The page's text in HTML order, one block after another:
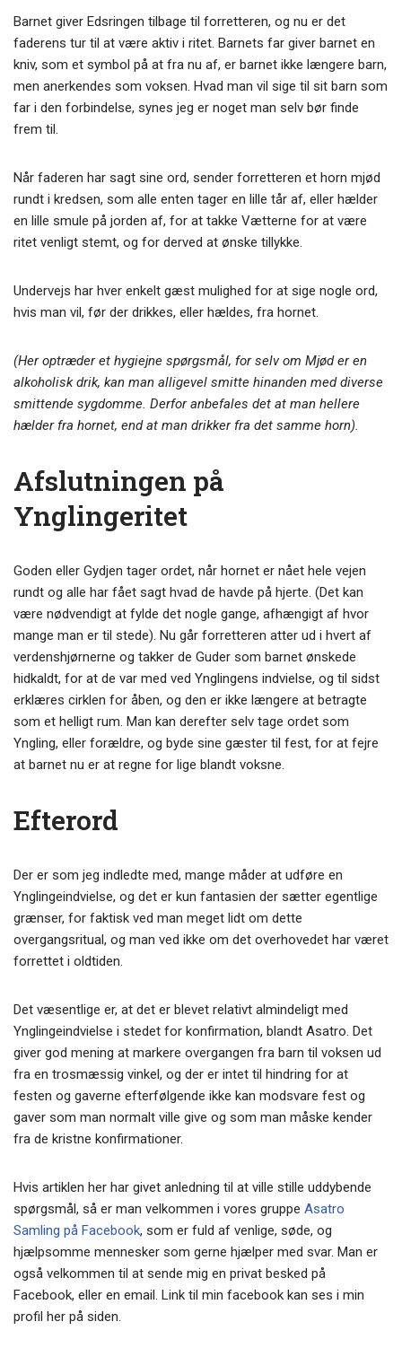
Barnet giver Edsringen tilbage til forretteren, og nu er det
faderens tur til at være aktiv i ritet. Barnets far giver barnet en
kniv, som et symbol på at fra nu af, er barnet ikke længere barn,
men anerkendes som voksen. Hvad man vil sige til sit barn som
far i den forbindelse, synes jeg er noget man selv bør finde
frem til.
Når faderen har sagt sine ord, sender forretteren et horn mjød
rundt i kredsen, som alle enten tager en lille tår af, eller hælder
en lille smule på jorden af, for at takke Vætterne for at være
ritet venligt stemt, og for derved at ønske tillykke.
Undervejs har hver enkelt gæst mulighed for at sige nogle ord,
hvis man vil, før der drikkes, eller hældes, fra hornet.
(Her optræder et hygiejne spørgsmål, for selv om Mjød er en
alkoholisk drik, kan man alligevel smitte hinanden med diverse
smittende sygdomme. Derfor anbefales det at man hellere
hælder fra hornet, end at man drikker fra det samme horn).
Afslutningen på
Ynglingeritet
Goden eller Gydjen tager ordet, når hornet er nået hele vejen
rundt og alle har fået sagt hvad de havde på hjerte. (Det kan
være nødvendigt at fylde det nogle gange, afhængigt af hvor
mange man er til stede). Nu går forretteren atter ud i hvert af
verdenshjørnerne og takker de Guder som barnet ønskede
hidkaldt, for at de var med ved Ynglingens indvielse, og til sidst
erklæres cirklen for åben, og den er ikke længere at betragte
som et helligt rum. Man kan derefter selv tage ordet som
Yngling, eller forældre, og byde sine gæster til fest, for at fejre
at barnet nu er at regne for lige blandt voksne.
Efterord
Der er som jeg indledte med, mange måder at udføre en
Ynglingeindvielse, og det er kun fantasien der sætter egentlige
grænser, for faktisk ved man meget lidt om dette
overgangsritual, og man ved ikke om det overhovedet har været
forrettet i oldtiden.
Det væsentlige er, at det er blevet relativt almindeligt med
Ynglingeindvielse i stedet for konfirmation, blandt Asatro. Det
giver god mening at markere overgangen fra barn til voksen ud
fra en trosmæssig vinkel, og der er intet til hindring for at
festen og gaverne efterfølgende ikke kan modsvare fest og
gaver som man normalt ville give og som man måske kender
fra de kristne konfirmationer.
Hvis artiklen her har givet anledning til at ville stille uddybende
spørgsmål, så er man velkommen i vores gruppe Asatro
Samling på Facebook, som er fuld af venlige, søde, og
hjælpsomme mennesker som gerne hjælper med svar. Man er
også velkommen til at sende mig en privat besked på
Facebook, eller en email. Link til min facebook kan ses i min
profil her på siden.